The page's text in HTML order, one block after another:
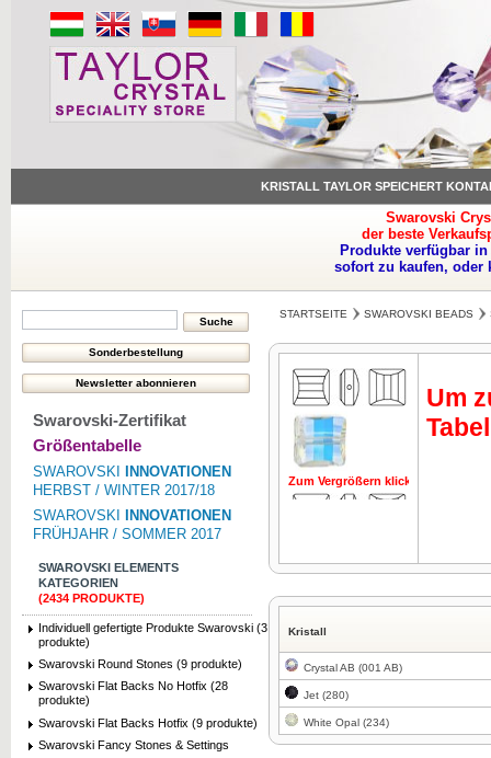
KRISTALL TAYLOR SPEICHERT
Swarovski
der beste
Produkte verfügbar
sofort zu kaufen, oder
Swarovski-Zertifikat
Größentabelle
SWAROVSKI
INNOVATIONEN
HERBST / WINTER 2017/18
SWAROVSKI
INNOVATIONEN
FRÜHJAHR / SOMMER 2017
SWAROVSKI ELEMENTS
KATEGORIEN
(2434 PRODUKTE)
Individuell gefertigte Produkte Swarovski (3
produkte)
Swarovski Round Stones (9 produkte)
Swarovski Flat Backs No Hotfix (28
produkte)
Swarovski Flat Backs Hotfix (9 produkte)
Swarovski Fancy Stones & Settings
STARTSEITE SWAROVSKI BEADS
Zum Vergrößern klicken
Zum Vergrößern klicken
Um
Kristall
Crystal AB (001 AB)
Jet (280)
White Opal (234)